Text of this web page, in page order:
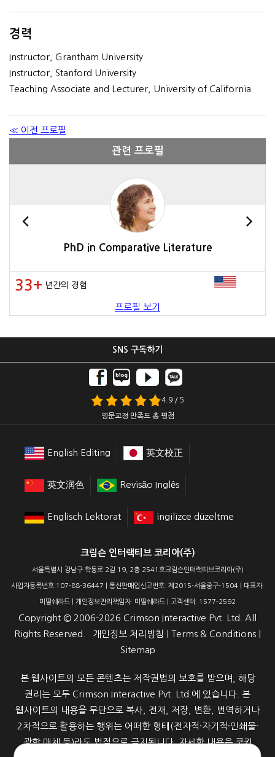
경력
Instructor, Grantham University
Instructor, Stanford University
Teaching Associate and Lecturer, University of California
≪ 이전 프로필
관련 프로필
PhD in Comparative Literature
33+ 년간의 경험
프로필 보기
SNS 구독하기
4.9 / 5
영문교정 만족도 총 평점
English Editing 英文校正
英文润色 Revisão Inglês
Englisch Lektorat ingilizce düzeltme
크림슨 인터랙티브 코리아(주)
서울특별시 강남구 학동로 2길 19, 2층 2541호크림슨인터랙티브코리아(주)
사업자등록번호:107-88-36447 | 통신판매업신고번호: 제2015-서울중구-1504 | 대표자:
미딸쉐라드 | 개인정보관리책임자: 미딸쉐라드 | 고객센터: 1577-2592
Copyright © 2006-2026 Crimson Interactive Pvt. Ltd. All
Rights Reserved. 개인정보 처리방침 Terms & Conditions
Sitemap
본 웹사이트의 모든 콘텐츠는 저작권법의 보호를 받으며, 해당
권리는 모두 Crimson Interactive Pvt. Ltd.에 있습니다. 본
웹사이트의 내용을 무단으로 복사, 전재, 저장, 변환, 번역하거나
2차적으로 활용하는 행위는 어떠한 형태(전자적·자기적·인쇄물·
광학 매체 등)라도 법적으로 금지됩니다. 자세한 내용은 쿠키